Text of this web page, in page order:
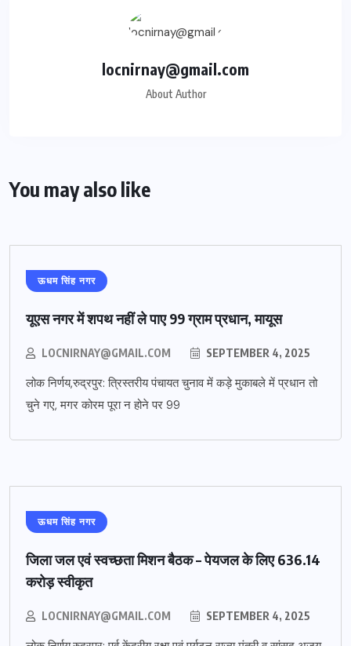
locnirnay@gmail.com
About Author
You may also like
ऊधम सिंह नगर
यूएस नगर में शपथ नहीं ले पाए 99 ग्राम प्रधान, मायूस
LOCNIRNAY@GMAIL.COM SEPTEMBER 4, 2025
लोक निर्णय,रुद्रपुर: त्रिस्तरीय पंचायत चुनाव में कड़े मुकाबले में प्रधान तो
चुने गए, मगर कोरम पूरा न होने पर 99
ऊधम सिंह नगर
जिला जल एवं स्वच्छता मिशन बैठक – पेयजल के लिए 636.14
करोड़ स्वीकृत
LOCNIRNAY@GMAIL.COM SEPTEMBER 4, 2025